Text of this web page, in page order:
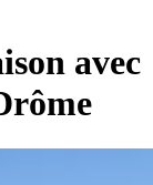
avec